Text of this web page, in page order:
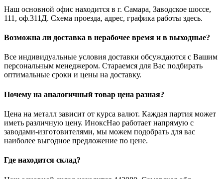
Наш основной офис находится в г. Самара, Заводское шоссе,
111, оф.311Д. Схема проезда, адрес, графика работы здесь.
Возможна ли доставка в нерабочее время и в выходные?
Все индивидуальные условия доставки обсуждаются с Вашим
персональным менеджером. Стараемся для Вас подбирать
оптимальные сроки и цены на доставку.
Почему на аналогичный товар цена разная?
Цена на металл зависит от курса валют. Каждая партия может
иметь различную цену. ИноксНао работает напрямую с
заводами-изготовителями, мы можем подобрать для вас
наиболее выгодное предложение по цене.
Где находится склад?